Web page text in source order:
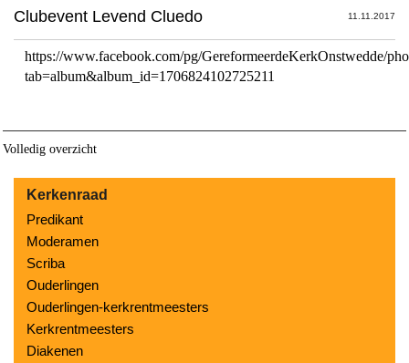
11.11.2017
Clubevent Levend Cluedo
https://www.facebook.com/pg/GereformeerdeKerkOnstwedde/
tab=album&album_id=1706824102725211
Volledig overzicht
Kerkenraad
Predikant
Moderamen
Scriba
Ouderlingen
Ouderlingen-kerkrentmeesters
Kerkrentmeesters
Diakenen